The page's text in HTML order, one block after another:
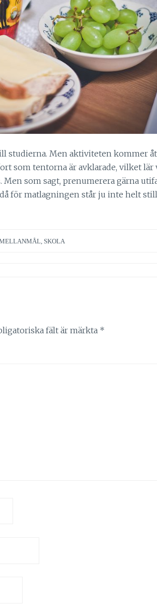
studierna. Men aktiviteten kommer
som tentorna är avklarade, vilket lär
Men som sagt, prenumerera gärna
för matlagningen står ju inte helt
SKOLA
fält är märkta *